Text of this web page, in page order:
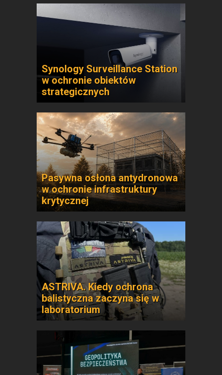
Synology Surveillance Station
w ochronie obiektów
strategicznych
Pasywna osłona antydronowa
w ochronie infrastruktury
krytycznej
ASTRIVA. Kiedy ochrona
balistyczna zaczyna się w
laboratorium